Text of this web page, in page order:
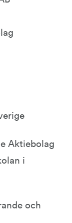
Aktiebolag
i
och